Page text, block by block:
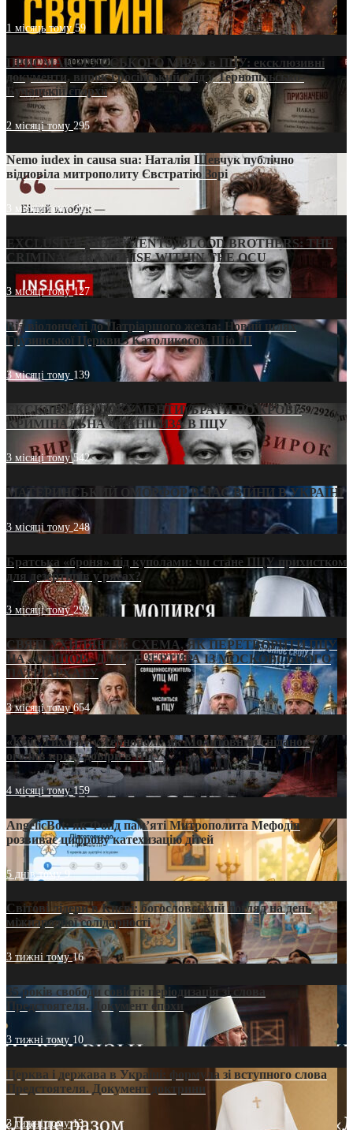
1 місяць тому59
ПРИСМАК «РУССЬКОГО МІРА» в ПЦУ: ексклюзивні
документи, вирок і російський слід у Тернопільсько-
Бучацькій єпархії
2 місяці тому 295
Nemo iudex in causa sua: Наталія Шевчук публічно
відповіла митрополиту Євстратію Зорі
3 місяці тому213
EXCLUSIVE (DOCUMENTS)/BLOOD BROTHERS: THE
CRIMINAL FRANCHISE WITHIN THE OCU
3 місяці тому127
Від віолончелі до Патріаршого жезла: Новий шлях
Грузинської Церкви з Католикосом Шіо III
3 місяці тому 139
ЕКСКЛЮЗИВ (ДОКУМЕНТИ)/БРАТИ ПО КРОВІ:
КРИМІНАЛЬНА ФРАНШИЗА В ПЦУ
3 місяці тому542
МАТЕРИНСЬКИЙ ОМОРФОР В ЧАС ВІЙНИ В УКРАЇНІ
3 місяці тому248
Братська «броня» під куполами: чи стане ПЦУ прихистком
для дезертирів у рясах?
3 місяці тому292
СВЯТІ УХИЛЯНТИ: СХЕМА, ЯК ПЕРЕТВОРИТИ ПЦУ
НА «ОФШОР» ДЛЯ ДЕЗЕРТИРА ІЗ МОСКОВСЬКОГО
ПАТРІАРХАТУ
3 місяці тому654
«Кейс Тихона» у Тернополі: як Молитовний сніданок
оголив кризу довіри в ПЦУ
4 місяці тому159
AngelicBot: як Фонд пам’яті Митрополита Мефодія
розвиває цифрову катехизацію дітей
5 днів тому9
Світові лідери в Києві: богословський погляд на день
міжнародної солідарності
3 тижні тому16
35 років свободи совісті: періодизація зі слова
Предстоятеля. Документ епохи
3 тижні тому 10
Церква і держава в Україні: формула зі вступного слова
Предстоятеля. Документ доктрини
3 тижні тому13